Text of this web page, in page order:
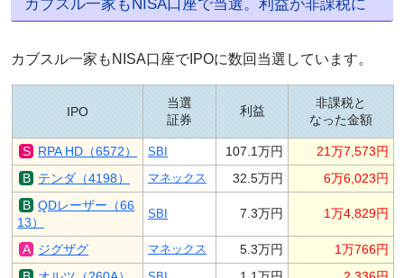
カブスル一家もNISA口座で当選。利益が非課税に
カブスル一家もNISA口座でIPOに数回当選しています。
IPO
当選
証券
利益
非課税と
なった金額
RPA HD（6572） SBI 107.1万円
21万7,573円
テンダ（4198）
マネックス 32.5万円
6万6,023円
QDレーザー（66
13）
SBI 7.3万円 1万4,829円
ジグザグ マネックス 5.3万円
1万766円